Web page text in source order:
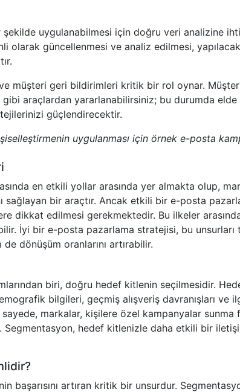
uygulanabilmesi için doğru veri analizine
olarak güncellenmesi ve analiz edilmesi, yapılacak
müşteri geri bildirimleri kritik bir rol oynar.
gibi araçlardan yararlanabilirsiniz; bu durumda
güçlendirecektir.
uygulanması için örnek e-posta
en etkili yollar arasında yer almakta olup,
sağlayan bir araçtır. Ancak etkili bir e-posta
dikkat edilmesi gerekmektedir. Bu ilkeler
İyi bir e-posta pazarlama stratejisi, bu
dönüşüm oranlarını artırabilir.
biri, doğru hedef kitlenin seçilmesidir.
bilgileri, geçmiş alışveriş davranışları ve
markalar, kişilere özel kampanyalar sunma
Segmentasyon, hedef kitlenizle daha etkili bir
başarısını artıran kritik bir unsurdur.